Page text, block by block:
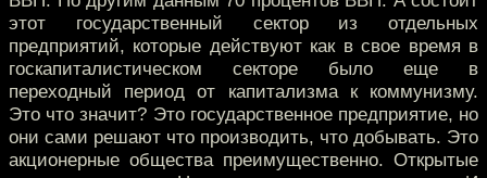
этот государственный сектор из отдельных
предприятий, которые действуют как в свое время в
госкапиталистическом секторе было еще в
переходный период от капитализма к коммунизму.
Это что значит? Это государственное предприятие, но
они сами решают что производить, что добывать. Это
акционерные общества преимущественно. Открытые